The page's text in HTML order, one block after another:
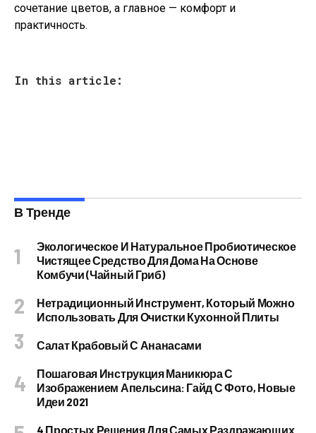
сочетание цветов, а главное — комфорт и
практичность.
In this article:
В Тренде
Экологическое И Натуральное Пробиотическое
Чистящее Средство Для Дома На Основе
Комбучи (чайный Гриб)
Нетрадиционный Инструмент, Который Можно
Использовать Для Очистки Кухонной Плиты
Салат Крабовый С Ананасами
Пошаговая Инструкция Маникюра С
Изображением Апельсина: Гайд С Фото, Новые
Идеи 2021
4 Простых Решения Для Самых Раздражающих